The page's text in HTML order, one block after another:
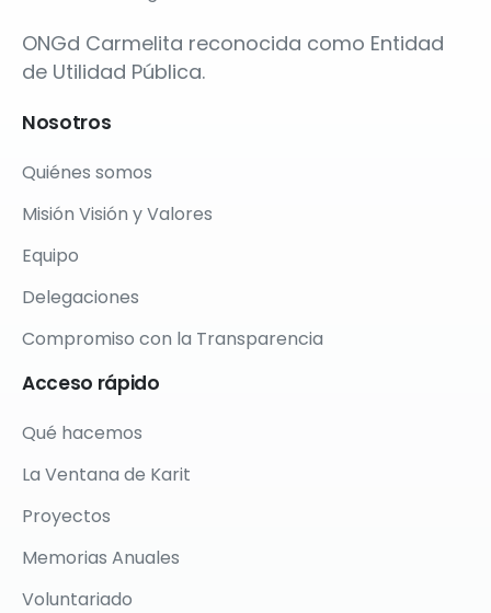
ONGd Carmelita reconocida como Entidad
de Utilidad Pública.
Nosotros
Quiénes somos
Misión Visión y Valores
Equipo
Delegaciones
Compromiso con la Transparencia
Acceso rápido
Qué hacemos
La Ventana de Karit
Proyectos
Memorias Anuales
Voluntariado